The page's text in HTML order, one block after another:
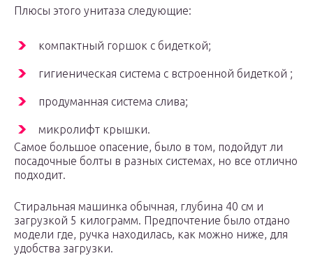
Плюсы этого унитаза следующие:
компактный горшок с бидеткой;
гигиеническая система с встроенной бидеткой ;
продуманная система слива;
микролифт крышки.
Самое большое опасение, было в том, подойдут ли
посадочные болты в разных системах, но все отлично
подходит.
Стиральная машинка обычная, глубина 40 см и
загрузкой 5 килограмм. Предпочтение было отдано
модели где, ручка находилась, как можно ниже, для
удобства загрузки.